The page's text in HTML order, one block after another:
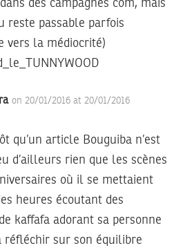
des campagnes com, mais
reste passable parfois
vers la médiocrité)
on 20/01/2016 at 20/01/2016
qu’un article Bouguiba n’est
d’ailleurs rien que les scènes
où il se mettaient
heures écoutant des
de kaffafa adorant sa personne
réfléchir sur son équilibre